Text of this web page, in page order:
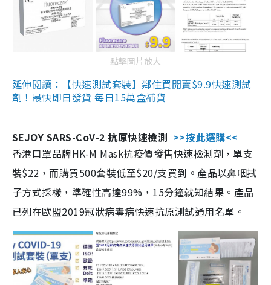
點擊圖片放大
延伸閱讀：【快速測試套裝】鄰住買開賣$9.9快速測試
劑！最快即日發貨 每日15萬盒補貨
SEJOY SARS-CoV-2 抗原快速檢測 >>按此選購<<
香港口罩品牌HK-M Mask抗疫價發售快速檢測劑，單支
裝$22，而購買500套裝低至$20/支買到。產品以鼻咽拭
子方式採樣，準確性高達99%，15分鐘就知結果。產品
已列在歐盟2019冠狀病毒病快速抗原測試通用名單。